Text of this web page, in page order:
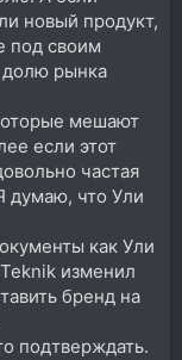
новый продукт,
под своим
долю рынка
мешают
если этот
частая
думаю, что Ули
как Ули
изменил
бренд на
подтверждать.